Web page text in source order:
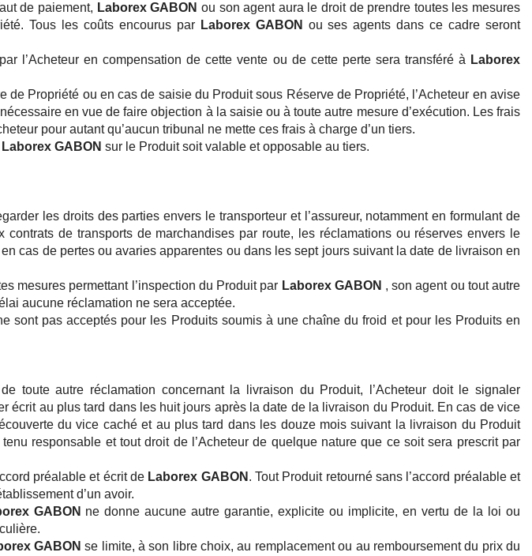
NOUS ?
de paiement, Laborex GABON ou son agent aura le droit de prendre toutes les mesures
Tous les coûts encourus par Laborex GABON ou ses agents dans ce cadre seront
l’Acheteur en compensation de cette vente ou de cette perte sera transféré à Laborex
Propriété ou en cas de saisie du Produit sous Réserve de Propriété, l’Acheteur en avise
en vue de faire objection à la saisie ou à toute autre mesure d’exécution. Les frais
pour autant qu’aucun tribunal ne mette ces frais à charge d’un tiers.
Laborex GABON sur le Produit soit valable et opposable au tiers.
les droits des parties envers le transporteur et l’assureur, notamment en formulant de
de transports de marchandises par route, les réclamations ou réserves envers le
cas de pertes ou avaries apparentes ou dans les sept jours suivant la date de livraison en
mesures permettant l’inspection du Produit par Laborex GABON , son agent ou tout autre
aucune réclamation ne sera acceptée.
sont pas acceptés pour les Produits soumis à une chaîne du froid et pour les Produits en
toute autre réclamation concernant la livraison du Produit, l’Acheteur doit le signaler
écrit au plus tard dans les huit jours après la date de la livraison du Produit. En cas de vice
du vice caché et au plus tard dans les douze mois suivant la livraison du Produit
responsable et tout droit de l’Acheteur de quelque nature que ce soit sera prescrit par
préalable et écrit de Laborex GABON . Tout Produit retourné sans l’accord préalable et
d’un avoir.
GABON ne donne aucune autre garantie, explicite ou implicite, en vertu de la loi ou
GABON se limite, à son libre choix, au remplacement ou au remboursement du prix du